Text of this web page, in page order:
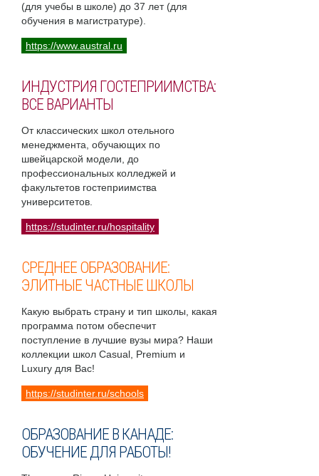
(для учебы в школе) до 37 лет (для
обучения в магистратуре).
https://www.austral.ru
ИНДУСТРИЯ ГОСТЕПРИИМСТВА:
ВСЕ ВАРИАНТЫ
От классических школ отельного
менеджмента, обучающих по
швейцарской модели, до
профессиональных колледжей и
факультетов гостеприимства
университетов.
https://studinter.ru/hospitality
СРЕДНЕЕ ОБРАЗОВАНИЕ:
ЭЛИТНЫЕ ЧАСТНЫЕ ШКОЛЫ
Какую выбрать страну и тип школы, какая
программа потом обеспечит
поступление в лучшие вузы мира? Наши
коллекции школ Casual, Premium и
Luxury для Вас!
https://studinter.ru/schools
ОБРАЗОВАНИЕ В КАНАДЕ:
ОБУЧЕНИЕ ДЛЯ РАБОТЫ!